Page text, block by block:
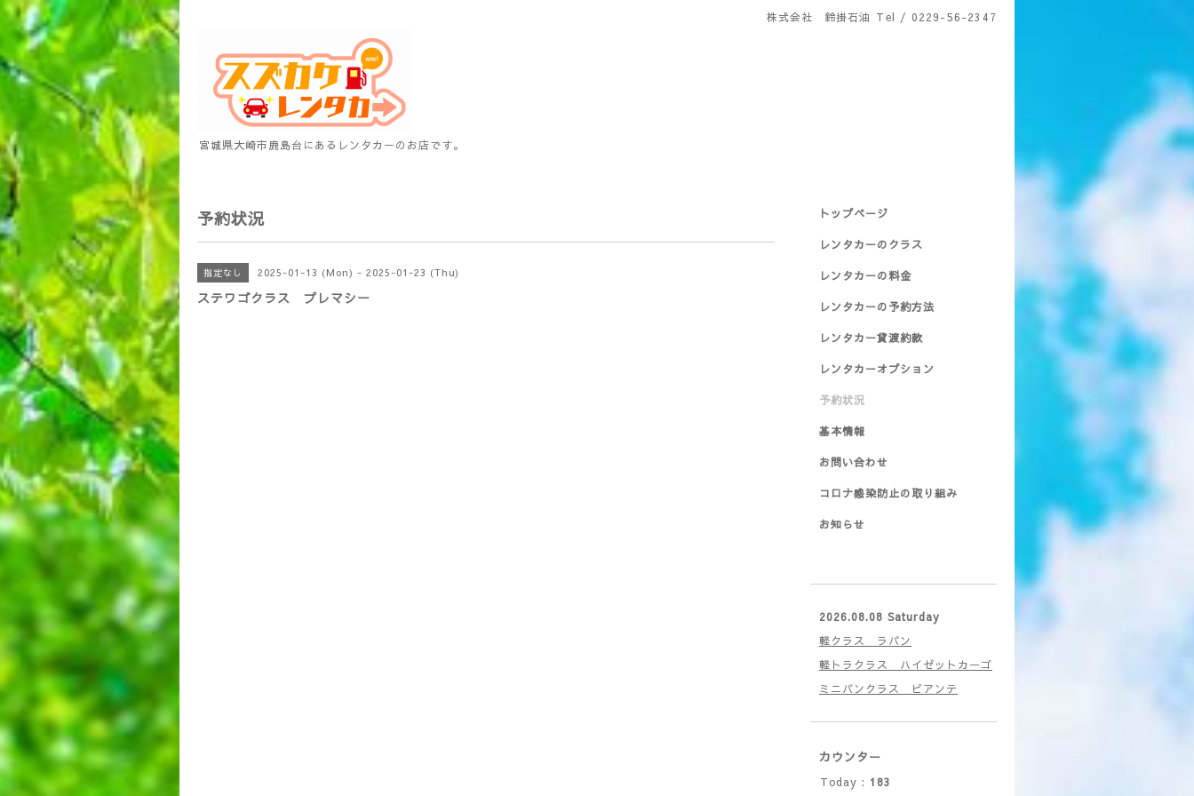
株式会社 鈴掛石油 Tel / 0229-56-2347
宮城県大崎市鹿島台にあるレンタカーのお店です。
予約状況
指定なし 2025-01-13 (Mon) - 2025-01-23 (Thu)
ステワゴクラス プレマシー
トップページ
レンタカーのクラス
レンタカーの料金
レンタカーの予約方法
レンタカー貸渡約款
レンタカーオプション
予約状況
基本情報
お問い合わせ
コロナ感染防止の取り組み
お知らせ
2026.08.08 Saturday
軽クラス ラパン
軽トラクラス ハイゼットカーゴ
ミニバンクラス ビアンテ
カウンター
Today : 183